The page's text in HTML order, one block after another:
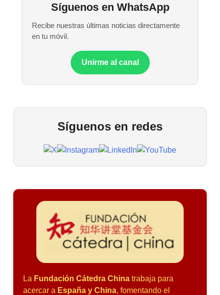
Síguenos en WhatsApp
Recibe nuestras últimas noticias directamente
en tu móvil.
Unirme al canal
Síguenos en redes
La Fundación Cátedra China trabaja para
acercar a España y China, fomentando el